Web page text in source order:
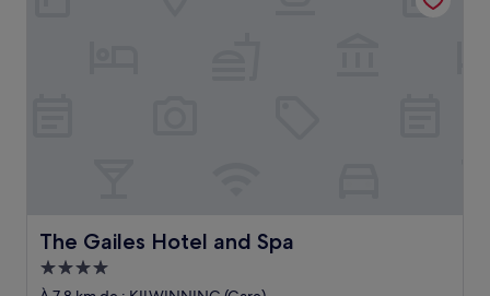
The Gailes Hotel and Spa
The Gailes Hotel and Spa
Hébergement